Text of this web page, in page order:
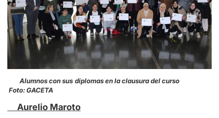
Alumnos con sus diplomas en la clausura del curso
Foto: GACETA
Aurelio Maroto